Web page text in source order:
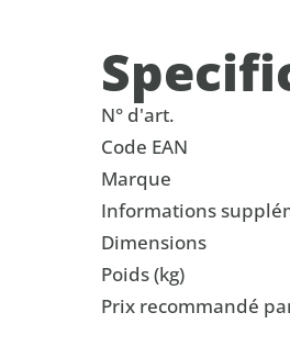
N° d'art.
Code EAN
Marque
Informations
Dimensions
Poids (kg)
Prix recommandé